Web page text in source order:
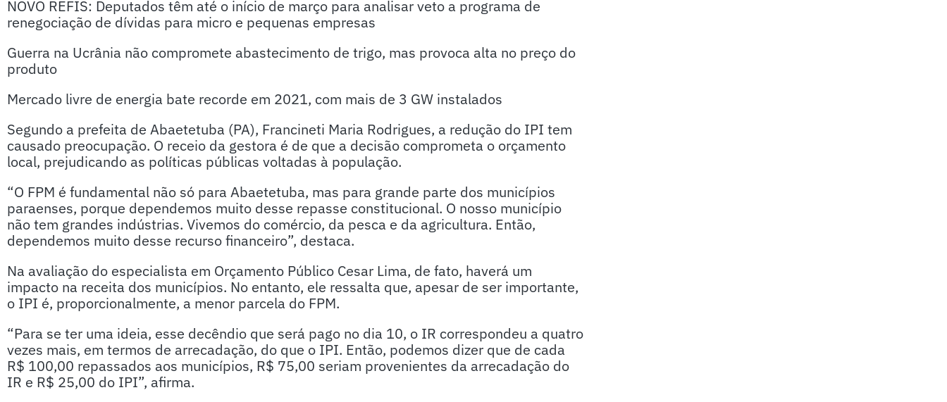
NOVO REFIS: Deputados têm até o início de março para analisar veto a programa de
renegociação de dívidas para micro e pequenas empresas
Guerra na Ucrânia não compromete abastecimento de trigo, mas provoca alta no preço do
produto
Mercado livre de energia bate recorde em 2021, com mais de 3 GW instalados
Segundo a prefeita de Abaetetuba (PA), Francineti Maria Rodrigues, a redução do IPI tem
causado preocupação. O receio da gestora é de que a decisão comprometa o orçamento
local, prejudicando as políticas públicas voltadas à população.
“O FPM é fundamental não só para Abaetetuba, mas para grande parte dos municípios
paraenses, porque dependemos muito desse repasse constitucional. O nosso município
não tem grandes indústrias. Vivemos do comércio, da pesca e da agricultura. Então,
dependemos muito desse recurso financeiro”, destaca.
Na avaliação do especialista em Orçamento Público Cesar Lima, de fato, haverá um
impacto na receita dos municípios. No entanto, ele ressalta que, apesar de ser importante,
o IPI é, proporcionalmente, a menor parcela do FPM.
“Para se ter uma ideia, esse decêndio que será pago no dia 10, o IR correspondeu a quatro
vezes mais, em termos de arrecadação, do que o IPI. Então, podemos dizer que de cada
R$ 100,00 repassados aos municípios, R$ 75,00 seriam provenientes da arrecadação do
IR e R$ 25,00 do IPI”, afirma.